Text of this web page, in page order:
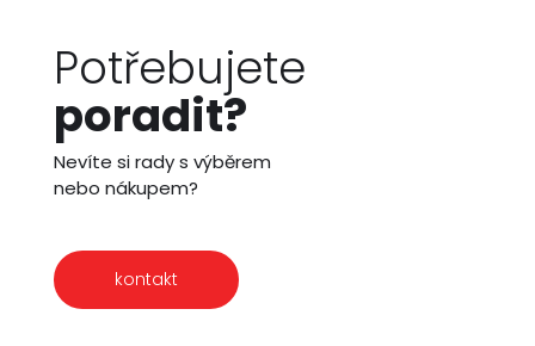
Potřebujete
poradit?
Nevíte si rady s výběrem
nebo nákupem?
kontakt